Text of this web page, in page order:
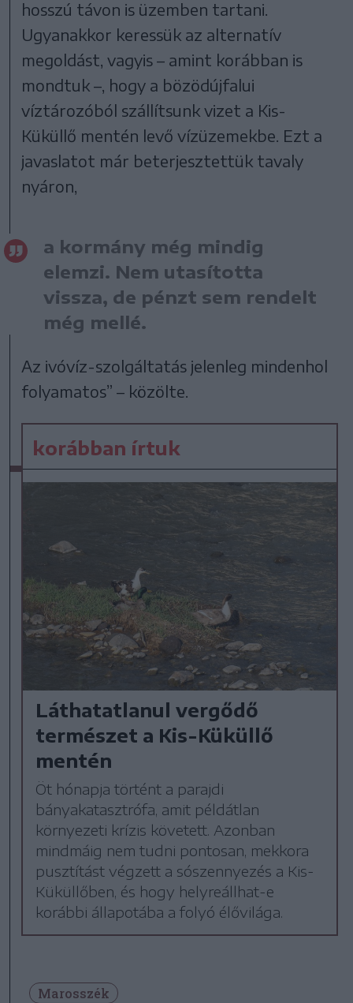
hosszú távon is üzemben tartani.
Ugyanakkor keressük az alternatív
megoldást, vagyis – amint korábban is
mondtuk –, hogy a bözödújfalui
víztározóból szállítsunk vizet a Kis-
Küküllő mentén levő vízüzemekbe. Ezt a
javaslatot már beterjesztettük tavaly
nyáron,
a kormány még mindig
elemzi. Nem utasította
vissza, de pénzt sem rendelt
még mellé.
Az ivóvíz-szolgáltatás jelenleg mindenhol
folyamatos” – közölte.
korábban írtuk
Láthatatlanul vergődő
természet a Kis-Küküllő
mentén
Öt hónapja történt a parajdi
bányakatasztrófa, amit példátlan
környezeti krízis követett. Azonban
mindmáig nem tudni pontosan, mekkora
pusztítást végzett a sószennyezés a Kis-
Küküllőben, és hogy helyreállhat-e
korábbi állapotába a folyó élővilága.
Marosszék